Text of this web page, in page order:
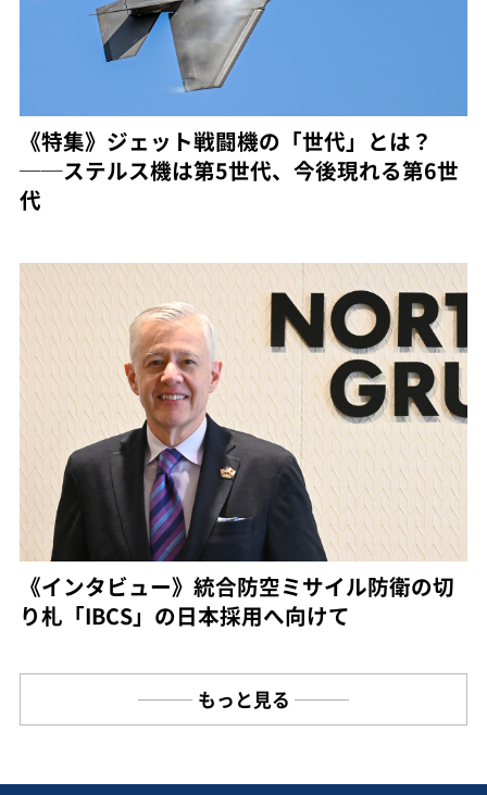
《特集》ジェット戦闘機の「世代」とは？
──ステルス機は第5世代、今後現れる第6世
代
《インタビュー》統合防空ミサイル防衛の切
り札「IBCS」の日本採用へ向けて
もっと見る